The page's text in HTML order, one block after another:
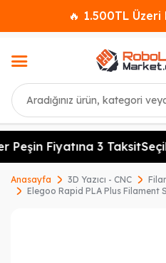
🔥 1.500TL
Ara
Fiyatına 3 TaksitSeçili
Anasayfa 3D Yazıcı - CNC
Elegoo Rapid PLA Plus Filament